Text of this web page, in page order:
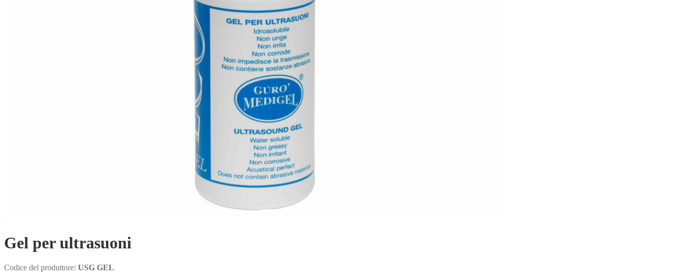
Gel per ultrasuoni
Codice del produttore: USG GEL